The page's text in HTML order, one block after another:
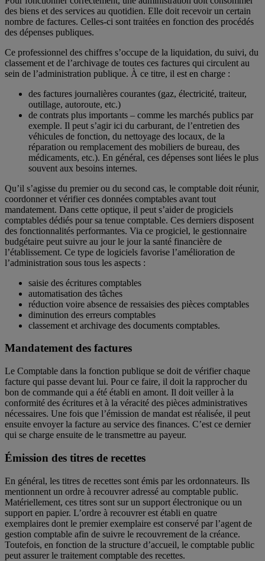
des biens et des services au quotidien. Elle doit recevoir un certain
nombre de factures. Celles-ci sont traitées en fonction des procédés
des dépenses publiques.
Ce professionnel des chiffres s’occupe de la liquidation, du suivi, du
classement et de l’archivage de toutes ces factures qui circulent au
sein de l’administration publique. À ce titre, il est en charge :
des factures journalières courantes (gaz, électricité, traiteur,
outillage, autoroute, etc.)
de contrats plus importants – comme les marchés publics par
exemple. Il peut s’agir ici du carburant, de l’entretien des
véhicules de fonction, du nettoyage des locaux, de la
réparation ou remplacement des mobiliers de bureau, des
médicaments, etc.). En général, ces dépenses sont liées le plus
souvent aux besoins internes.
Qu’il s’agisse du premier ou du second cas, le comptable doit réunir,
coordonner et vérifier ces données comptables avant tout
mandatement. Dans cette optique, il peut s’aider de progiciels
comptables dédiés pour sa tenue comptable. Ces derniers disposent
des fonctionnalités performantes. Via ce progiciel, le gestionnaire
budgétaire peut suivre au jour le jour la santé financière de
l’établissement. Ce type de logiciels favorise l’amélioration de
l’administration sous tous les aspects :
saisie des écritures comptables
automatisation des tâches
réduction voire absence de ressaisies des pièces comptables
diminution des erreurs comptables
classement et archivage des documents comptables.
Mandatement des factures
Le Comptable dans la fonction publique se doit de vérifier chaque
facture qui passe devant lui. Pour ce faire, il doit la rapprocher du
bon de commande qui a été établi en amont. Il doit veiller à la
conformité des écritures et à la véracité des pièces administratives
nécessaires. Une fois que l’émission de mandat est réalisée, il peut
ensuite envoyer la facture au service des finances. C’est ce dernier
qui se charge ensuite de le transmettre au payeur.
Émission des titres de recettes
En général, les titres de recettes sont émis par les ordonnateurs. Ils
mentionnent un ordre à recouvrer adressé au comptable public.
Matériellement, ces titres sont sur un support électronique ou un
support en papier. L’ordre à recouvrer est établi en quatre
exemplaires dont le premier exemplaire est conservé par l’agent de
gestion comptable afin de suivre le recouvrement de la créance.
Toutefois, en fonction de la structure d’accueil, le comptable public
peut assurer le traitement comptable des recettes.